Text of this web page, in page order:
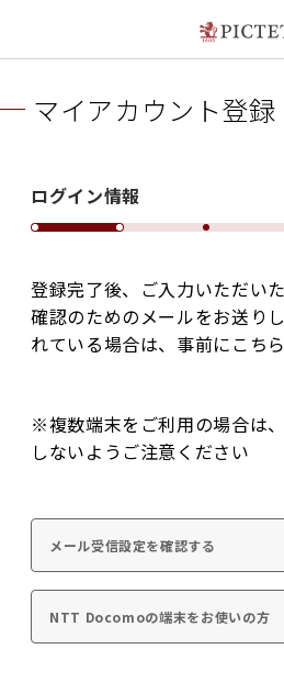
マイアカウント登録
ログイン情報
登録完了後、ご入力いただい
確認のためのメールをお送り
れている場合は、事前にこち
※複数端末をご利用の場合は
しないようご注意ください
メール受信設定を確認する
NTT Docomoの端末をお使いの方